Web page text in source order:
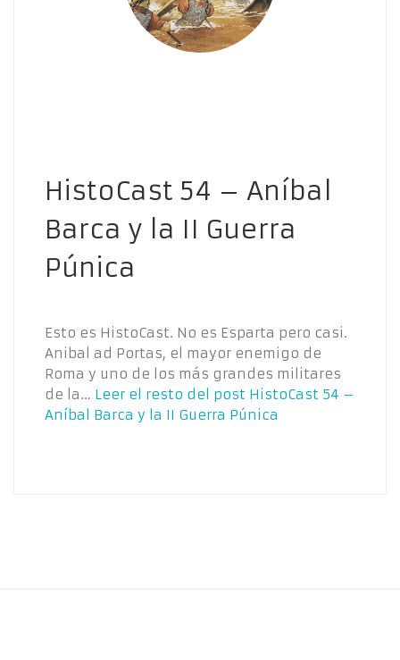
HistoCast 54 – Aníbal
Barca y la II Guerra
Púnica
Esto es HistoCast. No es Esparta pero casi.
Anibal ad Portas, el mayor enemigo de
Roma y uno de los más grandes militares
de la… Leer el resto del post HistoCast 54 –
Aníbal Barca y la II Guerra Púnica